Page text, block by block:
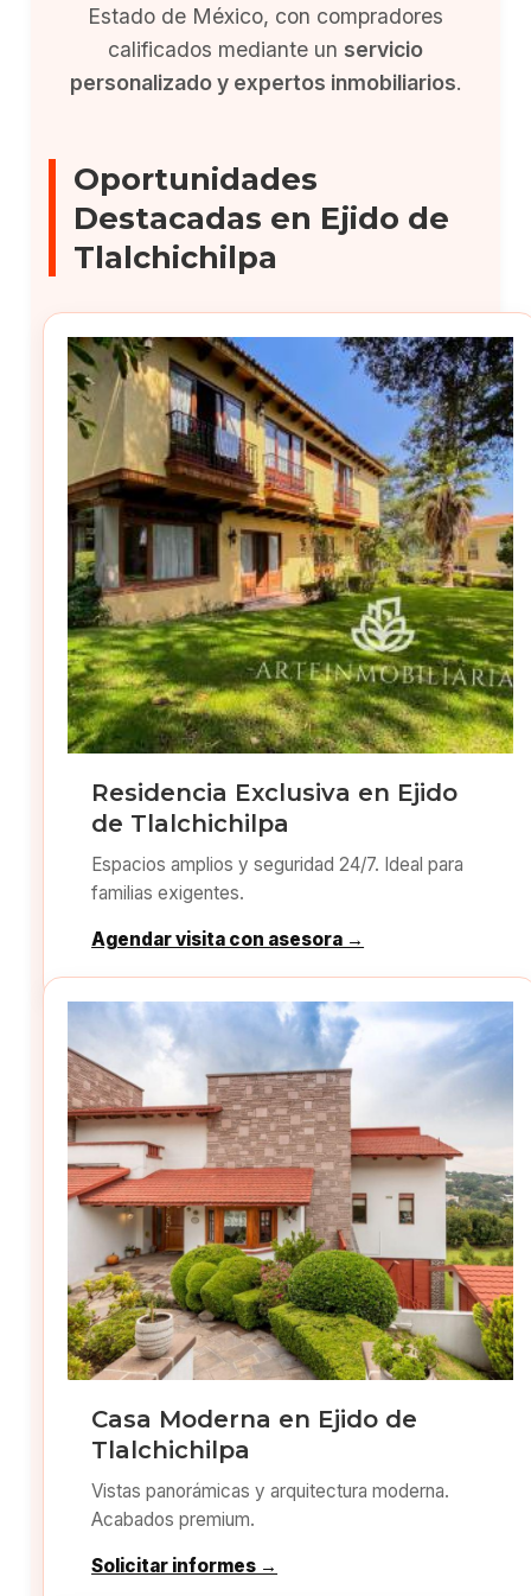
Estado de México, con compradores
calificados mediante un servicio
personalizado y expertos inmobiliarios.
Oportunidades
Destacadas en Ejido de
Tlalchichilpa
Residencia Exclusiva en Ejido
de Tlalchichilpa
Espacios amplios y seguridad 24/7. Ideal para
familias exigentes.
Agendar visita con asesora →
Casa Moderna en Ejido de
Tlalchichilpa
Vistas panorámicas y arquitectura moderna.
Acabados premium.
Solicitar informes →